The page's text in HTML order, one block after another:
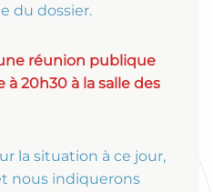
du dossier.
réunion publique
20h30 à la salle des
la situation à ce jour,
nous indiquerons